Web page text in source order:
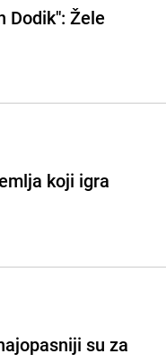
Dodik": Žele
koji igra
su za